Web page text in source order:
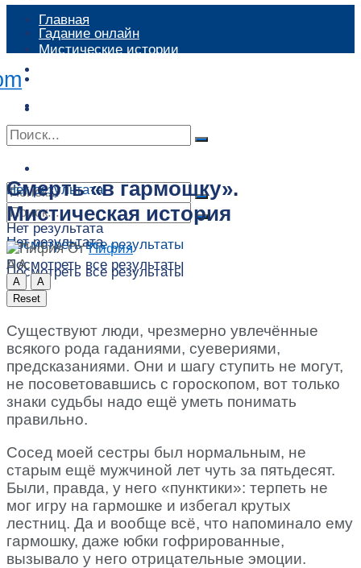
Гадание онлайн
Контакты
Нет результата
Посмотреть все результаты
Главная
Мистические истории
Сонник
Нет результата
Посмотреть все результаты
Нет результата
Посмотреть все результаты
Смерть «в гармошку».
Мистическая история
От Пифия
A A
A
A
Reset
Существуют люди, чрезмерно увлечённые
всякого рода гаданиями, суевериями,
предсказаниями. Они и шагу ступить не могут,
не посоветовавшись с гороскопом, вот только
знаки судьбы надо ещё уметь понимать
правильно.
Сосед моей сестры был нормальным, не
старым ещё мужчиной лет чуть за пятьдесят.
Были, правда, у него «пунктики»: терпеть не
мог игру на гармошке и избегал крутых
лестниц. Да и вообще всё, что напоминало ему
гармошку, даже юбки гофрированные,
вызывало у него отрицательные эмоции.